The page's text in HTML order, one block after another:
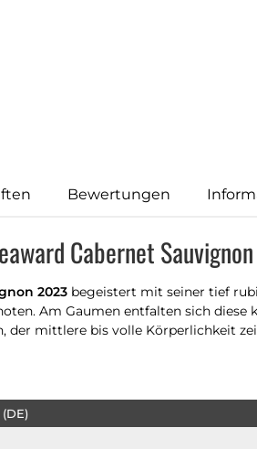
Bewertungen
Cabernet
2023 begeistert mit seiner tief
Am Gaumen entfalten sich
der mittlere bis volle Körperlichkeit